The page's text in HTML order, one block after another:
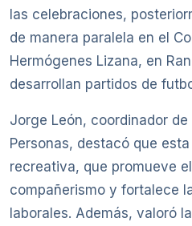
las celebraciones,
de manera paralela en el
Hermógenes Lizana, en
desarrollan partidos de
Jorge León, coordinador de
Personas, destacó que
recreativa, que promueve
compañerismo y fortalece
laborales. Además, valoró